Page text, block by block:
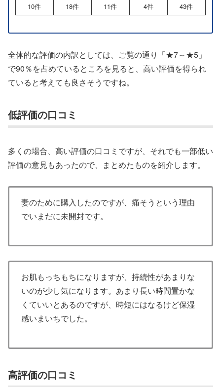
10件
18件 11件 4件 43件
全体的な評価の内訳としては、ご覧の通り「★7～★5」
で90％を占めているところを見ると、高い評価を得られ
ていると考えても良さそうですね。
低評価の口コミ
多くの場合、高い評価の口コミですが、それでも一部低い
評価の意見もあったので、まとめたものを紹介します。
妻のために購入したのですが、痛そうという理由
でいまだに未開封です。
お肌もっちもちになりますが、持続性があまりな
いのが少し気になります。あまり長い時間置かな
くていいとあるのですが、時短にはなるけど保湿
感いまいちでした。
高評価の口コミ